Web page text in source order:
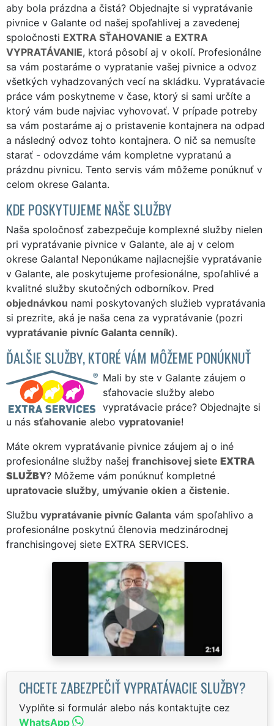
aby bola prázdna a čistá? Objednajte si vypratávanie
pivnice v Galante od našej spoľahlivej a zavedenej
spoločnosti EXTRA SŤAHOVANIE a EXTRA
VYPRATÁVANIE, ktorá pôsobí aj v okolí. Profesionálne
sa vám postaráme o vypratanie vašej pivnice a odvoz
všetkých vyhadzovaných vecí na skládku. Vypratávacie
práce vám poskytneme v čase, ktorý si sami určíte a
ktorý vám bude najviac vyhovovať. V prípade potreby
sa vám postaráme aj o pristavenie kontajnera na odpad
a následný odvoz tohto kontajnera. O nič sa nemusíte
starať - odovzdáme vám kompletne vypratanú a
prázdnu pivnicu. Tento servis vám môžeme ponúknuť v
celom okrese Galanta.
KDE POSKYTUJEME NAŠE SLUŽBY
Naša spoločnosť zabezpečuje komplexné služby nielen
pri vypratávanie pivnice v Galante, ale aj v celom
okrese Galanta! Neponúkame najlacnejšie vypratávanie
v Galante, ale poskytujeme profesionálne, spoľahlivé a
kvalitné služby skutočných odborníkov. Pred
objednávkou nami poskytovaných služieb vypratávania
si prezrite, aká je naša cena za vypratávanie (pozri
vypratávanie pivníc Galanta cenník).
ĎALŠIE SLUŽBY, KTORÉ VÁM MÔŽEME PONÚKNUŤ
Mali by ste v Galante záujem o
sťahovacie služby alebo
vypratávacie práce? Objednajte si
u nás sťahovanie alebo vypratovanie!
Máte okrem vypratávanie pivnice záujem aj o iné
profesionálne služby našej franchisovej siete EXTRA
SLUŽBY? Môžeme vám ponúknuť kompletné
upratovacie služby, umývanie okien a čistenie.
Službu vypratávanie pivníc Galanta vám spoľahlivo a
profesionálne poskytnú členovia medzinárodnej
franchisingovej siete EXTRA SERVICES.
CHCETE ZABEZPEČIŤ VYPRATÁVACIE SLUŽBY?
Vyplňte si formulár alebo nás kontaktujte cez
WhatsApp